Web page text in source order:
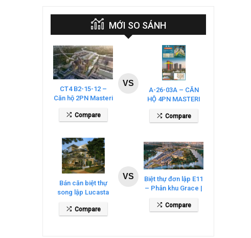
MỚI SO SÁNH
CT4 B2-15-12 –
Căn hộ 2PN Masteri
Compare
VS
A-26-03A – CĂN
HỘ 4PN MASTERI
COSMO CENTRAL
– THE GLOBAL
Compare
Bán căn biệt thự
song lập Lucasta
Villa – DT 175m2
giá 26 tỷ
Compare
VS
Biệt thự đơn lập E11
– Phân khu Grace |
Waters
Compare